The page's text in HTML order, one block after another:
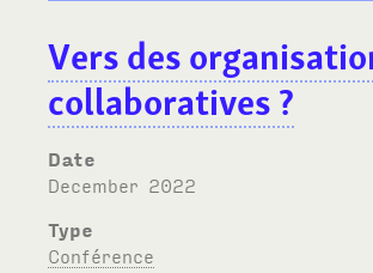
Vers des
collaboratives ?
Date
December 2022
Type
Conférence